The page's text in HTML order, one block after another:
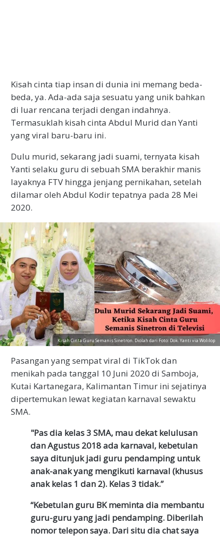
Kisah cinta tiap insan di dunia ini memang beda-
beda, ya. Ada-ada saja sesuatu yang unik bahkan
di luar rencana terjadi dengan indahnya.
Termasuklah kisah cinta Abdul Murid dan Yanti
yang viral baru-baru ini.
Dulu murid, sekarang jadi suami, ternyata kisah
Yanti selaku guru di sebuah SMA berakhir manis
layaknya FTV hingga jenjang pernikahan, setelah
dilamar oleh Abdul Kodir tepatnya pada 28 Mei
2020.
Kisah Cinta Guru Semanis Sinetron. Diolah dari Foto: Dok. Yanti via Wolilop
Pasangan yang sempat viral di TikTok dan
menikah pada tanggal 10 Juni 2020 di Samboja,
Kutai Kartanegara, Kalimantan Timur ini sejatinya
dipertemukan lewat kegiatan karnaval sewaktu
SMA.
"Pas dia kelas 3 SMA, mau dekat kelulusan
dan Agustus 2018 ada karnaval, kebetulan
saya ditunjuk jadi guru pendamping untuk
anak-anak yang mengikuti karnaval (khusus
anak kelas 1 dan 2). Kelas 3 tidak.”
“Kebetulan guru BK meminta dia membantu
guru-guru yang jadi pendamping. Diberilah
nomor telepon saya. Dari situ dia chat saya